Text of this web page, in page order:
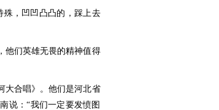
殊，凹凹凸凸的，踩上去
他们英雄无畏的精神值得
大合唱》。他们是河北省
说：“我们一定要发愤图